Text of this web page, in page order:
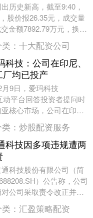
历史新高，截至9:40，
股价报26.35元，成交量
金额7892.79万元，换手
新A....
： 十大配资公司
技：公司在印尼、
均已投产
9日，爱玛科技
动平台回答投资者提问时
核心市场，公司在印
厂均已投产，并结合当
....
： 炒股配资服务
科技因多项违规遭两
科技股份有限公司（简
）公告称，公司
公司采取责令改正并对
示函的行政监管措施决
： 汇盈策略配资